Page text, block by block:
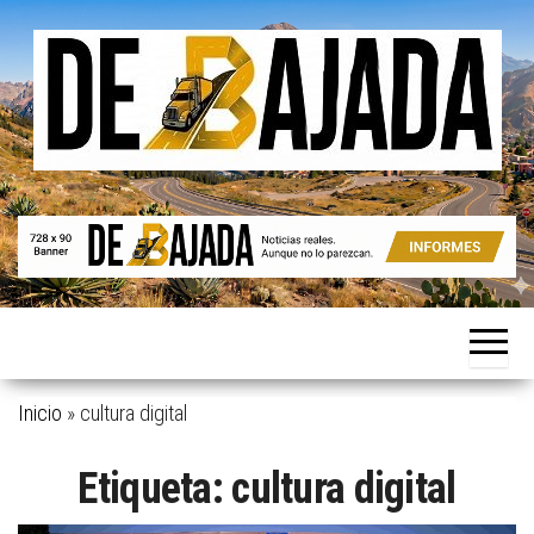
Saltar
contenido
De
Bajada
Noticias
Aunque
parezcan.
Inicio » cultura digital
Etiqueta: cultura digital